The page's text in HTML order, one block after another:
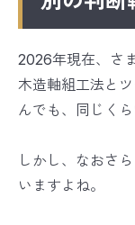
2026年現在、さ
木造軸組工法と
んでも、同じく
しかし、なおさ
いますよね。